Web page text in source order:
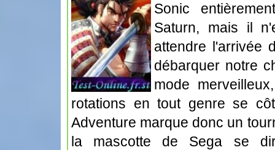
Sonic
Saturn, mais il
attendre l'arrivée
débarquer notre
mode
rotations en tout genre se
Adventure marque donc un
la mascotte de Sega se